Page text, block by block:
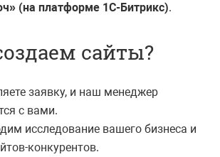
(на платформе 1С-Битрикс).
сайты?
заявку, и наш менеджер
с вами.
исследование вашего бизнеса и
конкурентов.